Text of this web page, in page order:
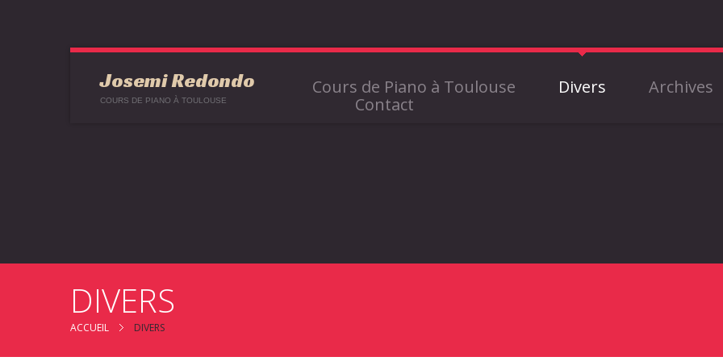
Josemi Redondo
COURS DE PIANO À TOULOUSE
Cours de Piano à Toulouse Divers Archives
Contact
DIVERS
ACCUEIL DIVERS